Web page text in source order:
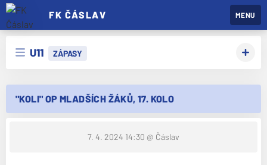
FK ČÁSLAV MENU
U11 ZÁPASY
"KOLI" OP MLADŠÍCH ŽÁKŮ, 17. KOLO
7. 4. 2024 14:30 @ Čáslav